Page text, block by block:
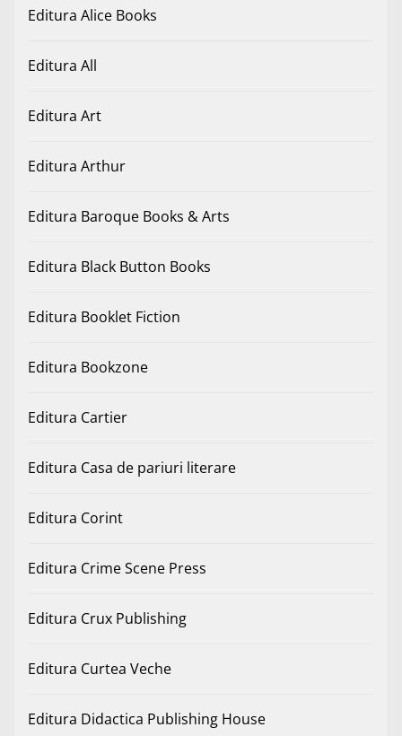
Editura Alice Books
Editura All
Editura Art
Editura Arthur
Editura Baroque Books & Arts
Editura Black Button Books
Editura Booklet Fiction
Editura Bookzone
Editura Cartier
Editura Casa de pariuri literare
Editura Corint
Editura Crime Scene Press
Editura Crux Publishing
Editura Curtea Veche
Editura Didactica Publishing House